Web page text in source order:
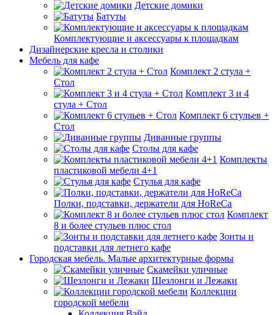
Детские домики
Батуты
Комплектующие и аксессуары к площадкам
Дизайнерские кресла и столики
Мебель для кафе
Комплект 2 стула +
Стол
Комплект 3 и 4
стула + Стол
Комплект 6 стульев +
Стол
Диванные группы
Столы для кафе
Комплекты
пластиковой мебели 4+1
Стулья для кафе
Полки, подставки, держатели для HoReCa
Комплект
8 и более стульев плюс стол
Зонты и
подставки для летнего кафе
Городская мебель. Малые архитектурные формы
Скамейки уличные
Шезлонги и Лежаки
Коллекции
городской мебели